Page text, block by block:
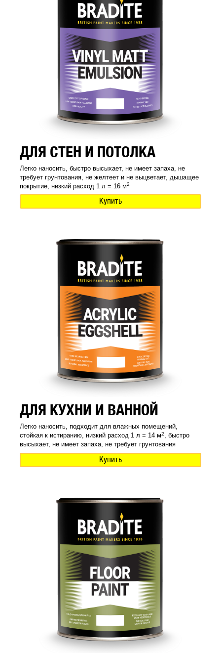
ДЛЯ СТЕН И ПОТОЛКА
Легко наносить, быстро высыхает, не имеет запаха, не
требует грунтования, не желтеет и не выцветает, дышащее
покрытие, низкий расход 1 л = 16 м2
Купить
ДЛЯ КУХНИ И ВАННОЙ
Легко наносить, подходит для влажных помещений,
стойкая к истиранию, низкий расход 1 л = 14 м2, быстро
высыхает, не имеет запаха, не требует грунтования
Купить